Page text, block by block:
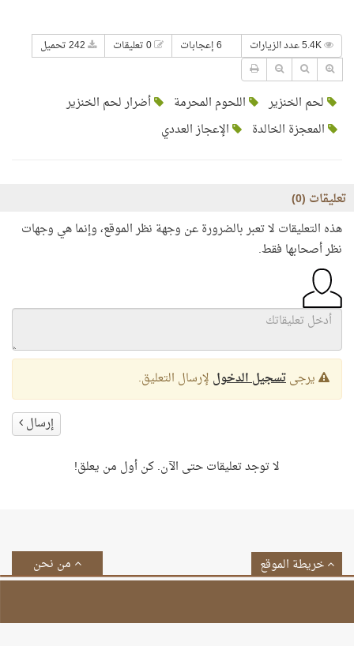
6 إعجابات
لحم الخنزير اللحوم المحرمة
أضرار لحم الخنزير
المعجزة الخالدة
الإعجاز العددي
تعليقات (0
)
هذه التعليقات لا تعبر بالضرورة عن وجهة نظر الموقع، وإنما هي وجهات
نظر أصحابها فقط.
يرجىتسجيل الدخول لإرسال التعليق.
إرسال
لا توجد تعليقات حتى الآن. كن أول من يعلق!
من نحن خريطة الموقع